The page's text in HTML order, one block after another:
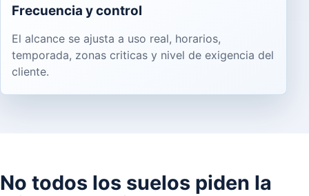
Frecuencia y control
El alcance se ajusta a uso real, horarios,
temporada, zonas criticas y nivel de exigencia del
cliente.
No todos los suelos piden la